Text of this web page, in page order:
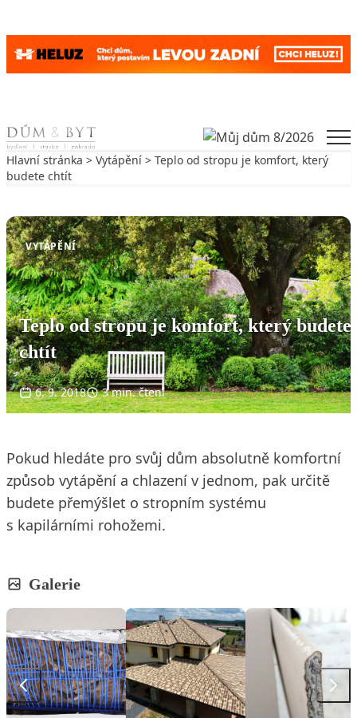
Skip to content
Hlavní stránka > Vytápění > Teplo od stropu je komfort, který
budete chtít
VYTÁPĚNÍ
Teplo od stropu je komfort, který budete
chtít
6. 9. 2018 3 min. čtení
Pokud hledáte pro svůj dům absolutně komfortní
způsob vytápění a chlazení v jednom, pak určitě
budete přemýšlet o stropním systému
s kapilárními rohožemi.
Galerie